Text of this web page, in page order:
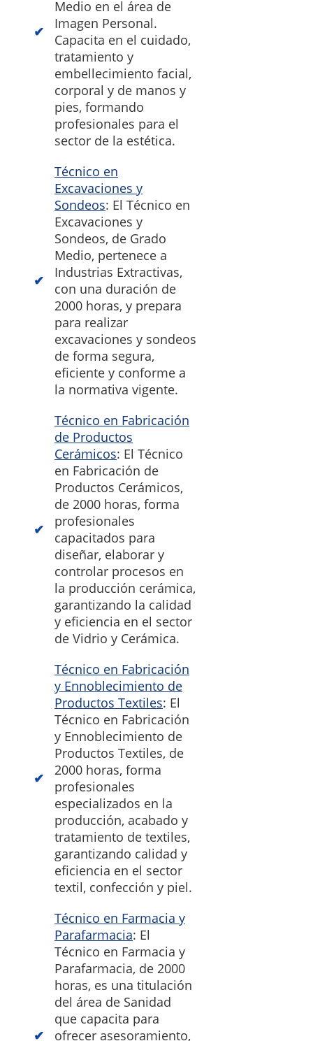
Medio en el área de
Imagen Personal.
Capacita en el cuidado,
tratamiento y
embellecimiento facial,
corporal y de manos y
pies, formando
profesionales para el
sector de la estética.
Técnico en
Excavaciones y
Sondeos: El Técnico en
Excavaciones y
Sondeos, de Grado
Medio, pertenece a
Industrias Extractivas,
con una duración de
2000 horas, y prepara
para realizar
excavaciones y sondeos
de forma segura,
eficiente y conforme a
la normativa vigente.
Técnico en Fabricación
de Productos
Cerámicos: El Técnico
en Fabricación de
Productos Cerámicos,
de 2000 horas, forma
profesionales
capacitados para
diseñar, elaborar y
controlar procesos en
la producción cerámica,
garantizando la calidad
y eficiencia en el sector
de Vidrio y Cerámica.
Técnico en Fabricación
y Ennoblecimiento de
Productos Textiles: El
Técnico en Fabricación
y Ennoblecimiento de
Productos Textiles, de
2000 horas, forma
profesionales
especializados en la
producción, acabado y
tratamiento de textiles,
garantizando calidad y
eficiencia en el sector
textil, confección y piel.
Técnico en Farmacia y
Parafarmacia: El
Técnico en Farmacia y
Parafarmacia, de 2000
horas, es una titulación
del área de Sanidad
que capacita para
ofrecer asesoramiento,